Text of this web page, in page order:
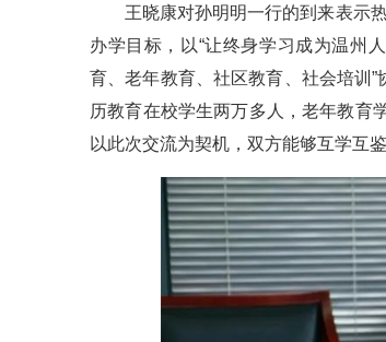
王晓康对孙明明一行的到来表示
办学目标，以“让终身学习成为温州
育、老年教育、社区教育、社会培训
历教育在校学生两万多人，老年教育
以此次交流为契机，双方能够互学互